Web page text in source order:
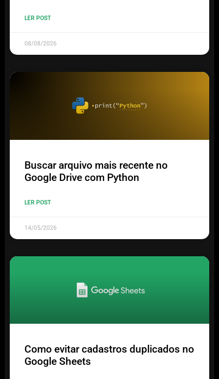
LER POST
08/08/2026
Buscar arquivo mais recente no
Google Drive com Python
LER POST
14/05/2026
Como evitar cadastros duplicados no
Google Sheets